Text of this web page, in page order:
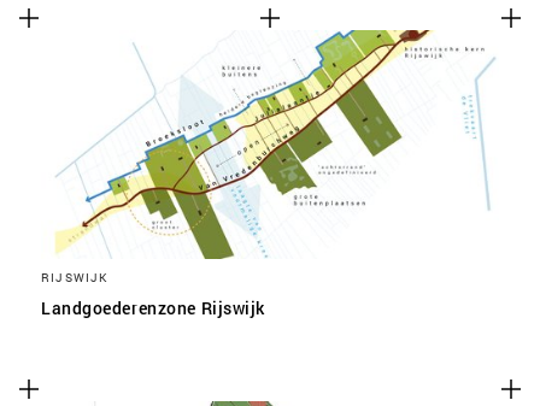
RIJSWIJK
Landgoederenzone Rijswijk